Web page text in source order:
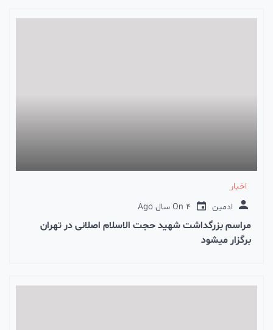
اخبار
ادمین
On 4 سال Ago
مراسم بزرگداشت شهید حجت الاسلام اصلانی در تهران
برگزار میشود